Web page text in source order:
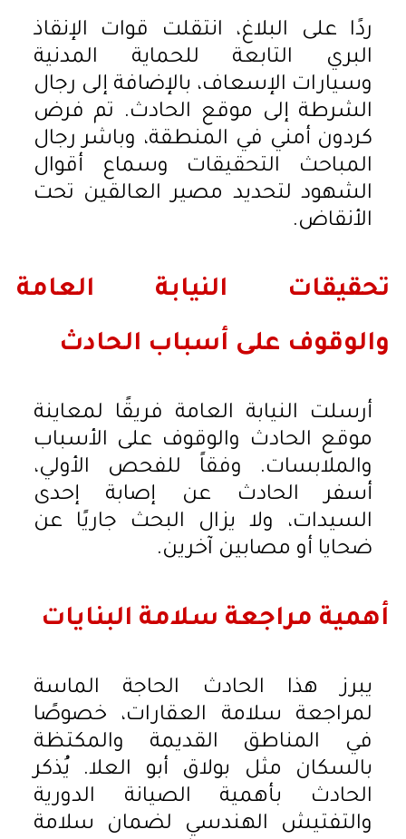
ردًا على البلاغ، انتقلت قوات الإنقاذ
البري التابعة للحماية المدنية
وسيارات الإسعاف، بالإضافة إلى رجال
الشرطة إلى موقع الحادث. تم فرض
كردون أمني في المنطقة، وباشر رجال
المباحث التحقيقات وسماع أقوال
الشهود لتحديد مصير العالقين تحت
الأنقاض.
تحقيقات النيابة العامة
والوقوف على أسباب الحادث
أرسلت النيابة العامة فريقًا لمعاينة
موقع الحادث والوقوف على الأسباب
والملابسات. وفقاً للفحص الأولي،
أسفر الحادث عن إصابة إحدى
السيدات، ولا يزال البحث جاريًا عن
ضحايا أو مصابين آخرين.
أهمية مراجعة سلامة البنايات
يبرز هذا الحادث الحاجة الماسة
لمراجعة سلامة العقارات، خصوصًا
في المناطق القديمة والمكتظة
بالسكان مثل بولاق أبو العلا. يُذكر
الحادث بأهمية الصيانة الدورية
والتفتيش الهندسي لضمان سلامة